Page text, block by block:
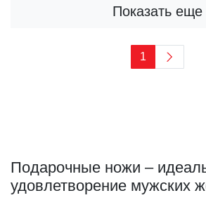
Показать еще
1
Подарочные ножи –
удовлетворение мужских